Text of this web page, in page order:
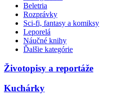
Beletria
Rozprávky
Sci-fi, fantasy a komiksy
Leporelá
Náučné knihy
Ďalšie kategórie
Životopisy a reportáže
Kuchárky